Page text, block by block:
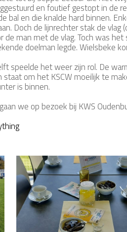
en foutief gestopt in de
bal en die knalde hard binnen.
Doch de lijnrechter stak de
de man met de vlag. Toch was
doelman legde. Wielsbeke
speelde het weer zijn rol. De
staat om het KSCW moeilijk te
is binnen.
we op bezoek bij KWS